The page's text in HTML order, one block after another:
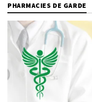
PHARMACIES DE GARDE